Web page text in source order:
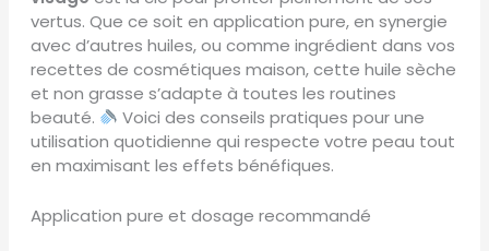
vertus. Que ce soit en application pure, en synergie
avec d’autres huiles, ou comme ingrédient dans vos
recettes de cosmétiques maison, cette huile sèche
et non grasse s’adapte à toutes les routines
beauté.
Voici des conseils pratiques pour une
utilisation quotidienne qui respecte votre peau tout
en maximisant les effets bénéfiques.
Application pure et dosage recommandé